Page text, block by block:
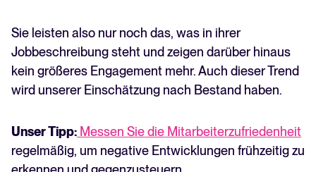
Sie leisten also nur noch das, was in ihrer
Jobbeschreibung steht und zeigen darüber hinaus
kein größeres Engagement mehr. Auch dieser Trend
wird unserer Einschätzung nach Bestand haben.
Unser Tipp: Messen Sie die Mitarbeiterzufriedenheit
regelmäßig, um negative Entwicklungen frühzeitig zu